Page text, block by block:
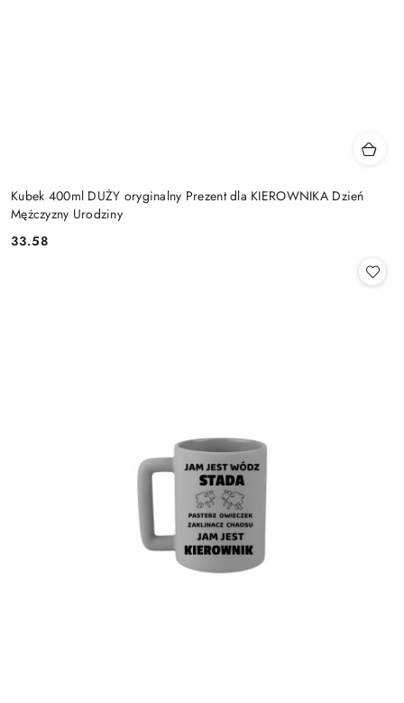
Kubek 400ml DUŻY oryginalny Prezent dla KIEROWNIKA Dzień
Mężczyzny Urodziny
Cena:
33.58